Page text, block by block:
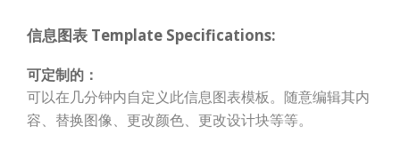
信息图表 Template Specifications:
可定制的：
可以在几分钟内自定义此信息图表模板。随意编辑其内
容、替换图像、更改颜色、更改设计块等等。